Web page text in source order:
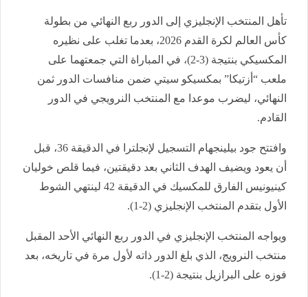
تأهل المنتخب الإنجليزي إلى الدور ربع النهائي من بطولة
كأس العالم لكرة القدم 2026، بعدما تغلب على نظيره
المكسيكي بنتيجة (3-2)، في المباراة التي جمعتهما على
ملعب “أزتيكا” بمكسيكو سيتي ضمن منافسات الدور ثمن
النهائي، ليضرب موعدا مع المنتخب النرويجي في الدور
القادم.
وافتتح جود بيلينجهام التسجيل لإنجلترا في الدقيقة 36، قبل
أن يعود ويضيف الهدف الثاني بعد دقيقتين، فيما قلص خوليان
كينيونيس الفارق للمكسيك في الدقيقة 42 لينتهي الشوط
الأول بتقدم المنتخب الإنجليزي (2-1).
ويواجه المنتخب الإنجليزي في الدور ربع النهائي الأحد المقبل
منتخب النرويج، الذي بلغ الدور ذاته لأول مرة في تاريخه، بعد
فوزه على البرازيل بنتيجة (2-1).